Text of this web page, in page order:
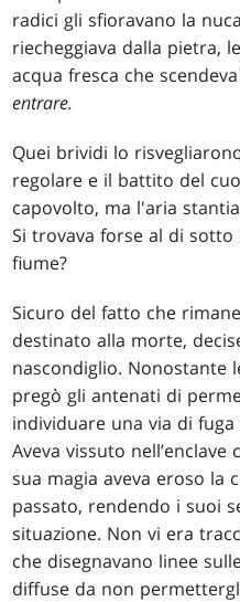
radici gli sfioravano la
riecheggiava dalla pietra,
acqua fresca che
entrare.
Quei brividi lo
regolare e il battito del
capovolto, ma l'aria
Si trovava forse al di sotto
fiume?
Sicuro del fatto che
destinato alla morte,
nascondiglio. Nonostante
pregò gli antenati di
individuare una via di
Aveva vissuto
sua magia aveva eroso la
passato, rendendo i suoi
situazione. Non vi era
che disegnavano linee
diffuse da non